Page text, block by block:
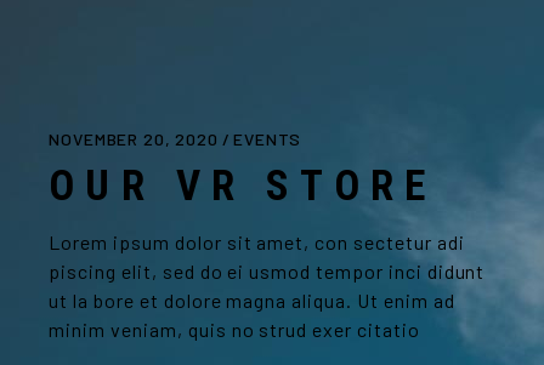
NOVEMBER 20, 2020 EVENTS
OUR VR STORE
Lorem ipsum dolor sit amet, con sectetur adi
piscing elit, sed do ei usmod tempor inci didunt
ut la bore et dolore magna aliqua. Ut enim ad
minim veniam, quis no strud exer citatio